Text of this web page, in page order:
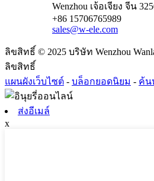
Wenzhou เจ้อเจียง จีน
+86 15706765989
sales@w-ele.com
ลิขสิทธิ์ © 2025 บริษัท Wenzhou
ลิขสิทธิ์
แผนผังเว็บไซต์ - บล็อกยอดนิยม - ค้น
ส่งอีเมล์
x